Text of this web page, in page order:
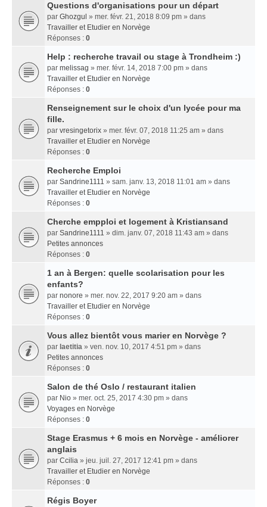
Questions d'organisations pour un départ
par Ghozgul » mer. févr. 21, 2018 8:09 pm » dans
Travailler et Etudier en Norvège
Réponses : 0
Help : recherche travail ou stage à Trondheim :)
par melissag » mer. févr. 14, 2018 7:00 pm » dans
Travailler et Etudier en Norvège
Réponses : 0
Renseignement sur le choix d'un lycée pour ma
fille.
par vresingetorix » mer. févr. 07, 2018 11:25 am » dans
Travailler et Etudier en Norvège
Réponses : 0
Recherche Emploi
par Sandrine1111 » sam. janv. 13, 2018 11:01 am » dans
Travailler et Etudier en Norvège
Réponses : 0
Cherche empploi et logement à Kristiansand
par Sandrine1111 » dim. janv. 07, 2018 11:43 am » dans
Petites annonces
Réponses : 0
1 an à Bergen: quelle scolarisation pour les
enfants?
par nonore » mer. nov. 22, 2017 9:20 am » dans
Travailler et Etudier en Norvège
Réponses : 0
Vous allez bientôt vous marier en Norvège ?
par laetitia » ven. nov. 10, 2017 4:51 pm » dans
Petites annonces
Réponses : 0
Salon de thé Oslo / restaurant italien
par Nio » mer. oct. 25, 2017 4:30 pm » dans
Voyages en Norvège
Réponses : 0
Stage Erasmus + 6 mois en Norvège - améliorer
anglais
par Ccilia » jeu. juil. 27, 2017 12:41 pm » dans
Travailler et Etudier en Norvège
Réponses : 0
Régis Boyer